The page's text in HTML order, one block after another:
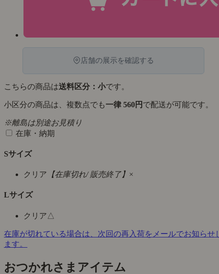
店舗の展示を確認する
こちらの商品は送料区分：小です。
小区分の商品は、複数点でも一律 560円 で配送が可能です。
※離島は別途お見積り
在庫・納期
Sサイズ
クリア 【在庫切れ/ 販売終了】 ×
Lサイズ
クリア△
在庫が切れている場合は、次回の再入荷をメールでお知らせ
ます。
おつかれさまアイテム